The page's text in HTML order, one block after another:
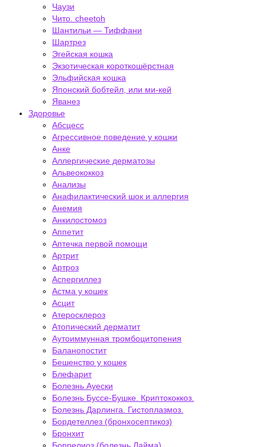
Чаузи
Чито. cheetoh
Шантильи — Тиффани
Шартрез
Эгейская кошка
Экзотическая короткошёрстная
Эльфийская кошка
Японский бобтейл, или ми-кей
Яванез
Здоровье
Абсцесс
Агрессивное поведение у кошки
Анке
Аллергические дерматозы
Альвеококкоз
Анализы
Анафилактический шок и аллергия
Анемия
Анкилостомоз
Аппетит
Аптечка первой помощи
Артрит
Артроз
Аспергиллез
Астма у кошек
Асцит
Атеросклероз
Атопический дерматит
Аутоиммунная тромбоцитопения
Баланопостит
Бешенство у кошек
Блефарит
Болезнь Ауески
Болезнь Буссе-Бушке. Криптококкоз.
Болезнь Дарлинга. Гистоплазмоз.
Бордетеллез (бронхосептикоз)
Бронхит